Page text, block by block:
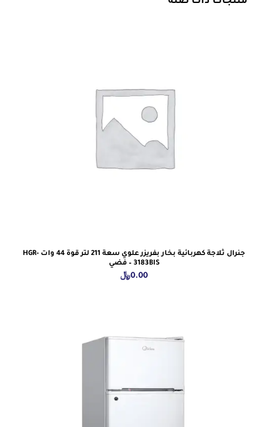
جنرال ثلاجة كهربائية بخار بفريزر علوي سعة 211 لتر قوة 44 وات HGR-
3183BIS – فضي
0.00﷼